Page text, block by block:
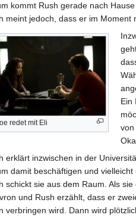
kommt Rush gerade nach
meint jedoch, dass er im Moment
redet mit Eli
Ein
von
erklärt inzwischen in der
damit beschäftigen und
schickt sie aus dem Raum. Als
und Rush erzählt, dass er
verbringen wird. Dann wird